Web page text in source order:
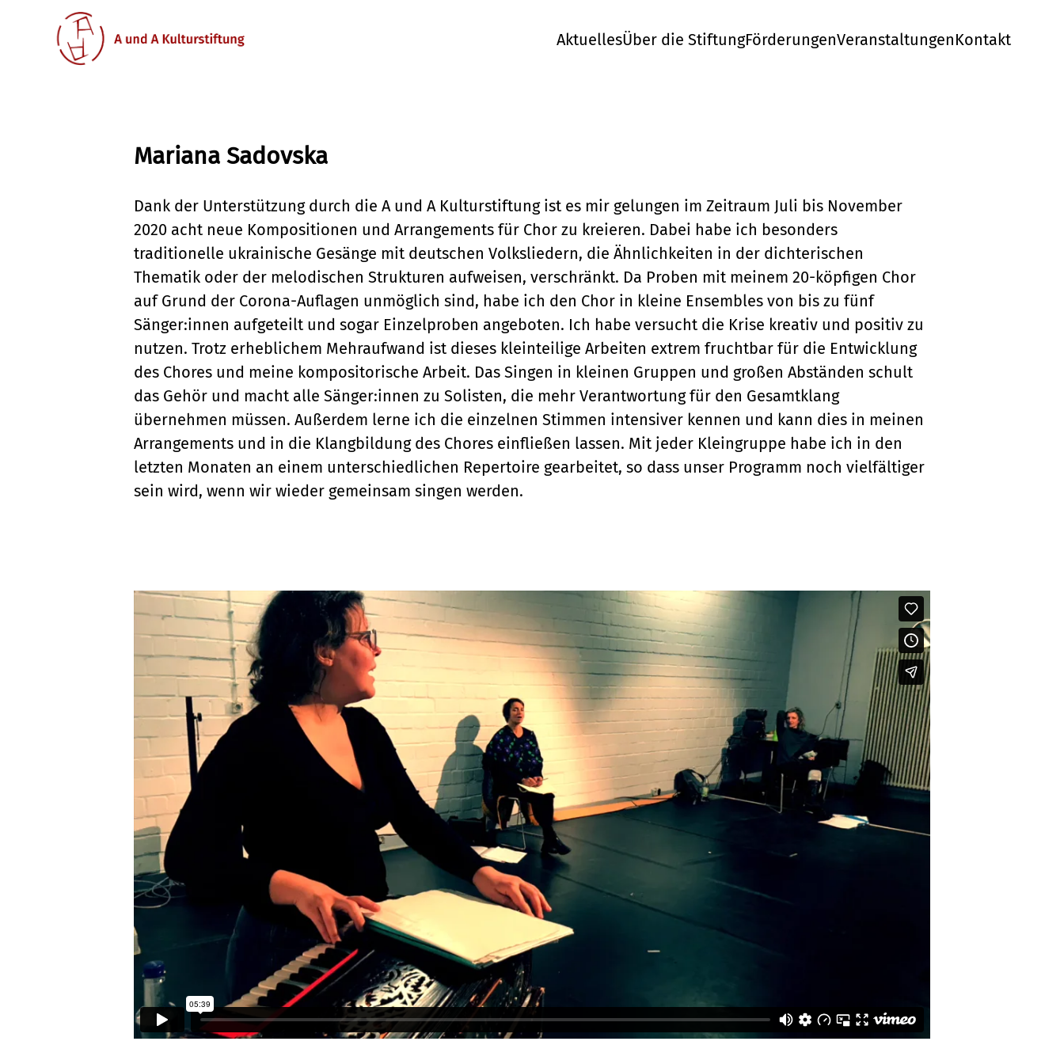
AktuellesÜber die StiftungFörderungenVeranstaltungenKontakt
Mariana Sadovska
Dank der Unterstützung durch die A und A Kulturstiftung ist es mir gelungen im Zeitraum Juli bis November
2020 acht neue Kompositionen und Arrangements für Chor zu kreieren. Dabei habe ich besonders
traditionelle ukrainische Gesänge mit deutschen Volksliedern, die Ähnlichkeiten in der dichterischen
Thematik oder der melodischen Strukturen aufweisen, verschränkt. Da Proben mit meinem 20-köpfigen Chor
auf Grund der Corona-Auflagen unmöglich sind, habe ich den Chor in kleine Ensembles von bis zu fünf
Sänger:innen aufgeteilt und sogar Einzelproben angeboten. Ich habe versucht die Krise kreativ und positiv zu
nutzen. Trotz erheblichem Mehraufwand ist dieses kleinteilige Arbeiten extrem fruchtbar für die Entwicklung
des Chores und meine kompositorische Arbeit. Das Singen in kleinen Gruppen und großen Abständen schult
das Gehör und macht alle Sänger:innen zu Solisten, die mehr Verantwortung für den Gesamtklang
übernehmen müssen. Außerdem lerne ich die einzelnen Stimmen intensiver kennen und kann dies in meinen
Arrangements und in die Klangbildung des Chores einfließen lassen. Mit jeder Kleingruppe habe ich in den
letzten Monaten an einem unterschiedlichen Repertoire gearbeitet, so dass unser Programm noch vielfältiger
sein wird, wenn wir wieder gemeinsam singen werden.